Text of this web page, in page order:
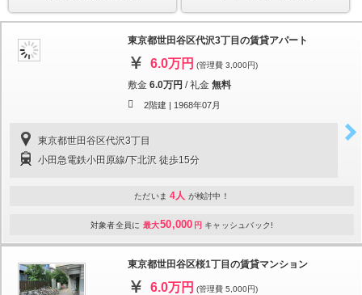
東京都世田谷区代沢3丁目の賃貸アパート
6.0万円 (管理費 3,000円)
敷金 6.0万円 /礼金 無料
2階建 | 1968年07月
東京都世田谷区代沢3丁目
小田急電鉄小田原線/下北沢 徒歩15分
ただいま 4人 が検討中！
対象者全員に 最大50,000 円 キャッシュバック!
東京都世田谷区桜1丁目の賃貸マンション
6.0万円 (管理費 5,000円)